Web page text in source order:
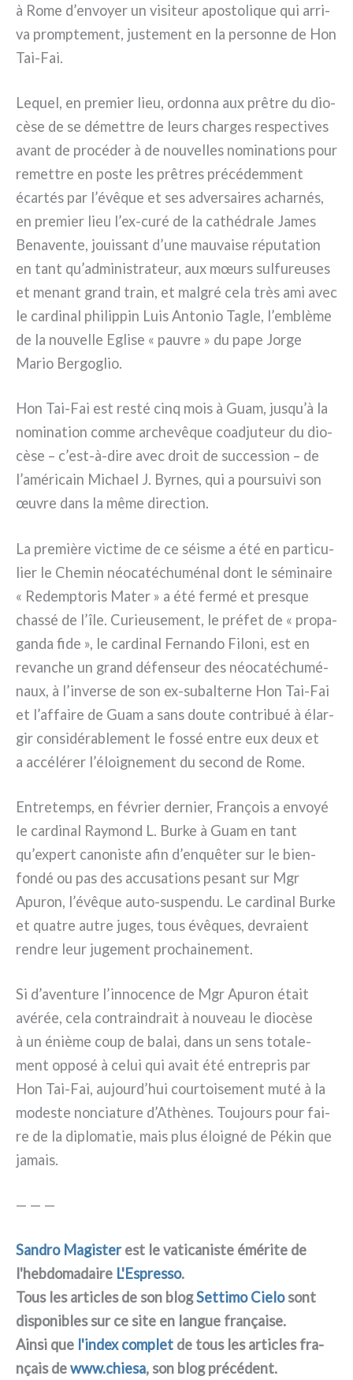
à Rome d’envoyer un visi­teur apo­sto­li­que qui arri­
va promp­te­ment, juste­ment en la per­son­ne de Hon
Tai-Fai.
Lequel, en pre­mier lieu, ordon­na aux prê­tre du dio­
cè­se de se démet­tre de leurs char­ges respec­ti­ves
avant de pro­cé­der à de nou­vel­les nomi­na­tions pour
remet­tre en poste les prê­tres pré­cé­dem­ment
écar­tés par l’évêque et ses adver­sai­res achar­nés,
en pre­mier lieu l’ex-curé de la cathé­dra­le James
Benavente, jouis­sant d’une mau­vai­se répu­ta­tion
en tant qu’administrateur, aux mœurs sul­fu­reu­ses
et menant grand train, et mal­gré cela très ami avec
le car­di­nal phi­lip­pin Luis Antonio Tagle, l’emblème
de la nou­vel­le Eglise « pau­vre » du pape Jorge
Mario Bergoglio.
Hon Tai-Fai est resté cinq mois à Guam, jusqu’à la
nomi­na­tion com­me arche­vê­que coa­d­ju­teur du dio­
cè­se – c’est-à-dire avec droit de suc­ces­sion – de
l’américain Michael J. Byrnes, qui a pour­sui­vi son
œuvre dans la même direc­tion.
La pre­miè­re vic­ti­me de ce séi­sme a été en par­ti­cu­
lier le Chemin néo­ca­té­chu­mé­nal dont le sémi­nai­re
« Redemptoris Mater » a été fer­mé et pre­sque
chas­sé de l’île. Curieusement, le pré­fet de « pro­pa­
gan­da fide », le car­di­nal Fernando Filoni, est en
revan­che un grand défen­seur des néo­ca­té­chu­mé­
naux, à l’inverse de son ex-subalterne Hon Tai-Fai
et l’affaire de Guam a sans dou­te con­tri­bué à élar­
gir con­si­dé­ra­ble­ment le fos­sé entre eux deux et
a accé­lé­rer l’éloignement du second de Rome.
Entretemps, en février der­nier, François a envoyé
le car­di­nal Raymond L. Burke à Guam en tant
qu’expert cano­ni­ste afin d’enquêter sur le bien-
fondé ou pas des accu­sa­tions pesant sur Mgr
Apuron, l’évêque auto-suspendu. Le car­di­nal Burke
et qua­tre autre juges, tous évê­ques, devra­ient
ren­dre leur juge­ment pro­chai­ne­ment.
Si d’aventure l’innocence de Mgr Apuron était
avé­rée, cela con­train­drait à nou­veau le dio­cè­se
à un éniè­me coup de balai, dans un sens tota­le­
ment oppo­sé à celui qui avait été entre­pris par
Hon Tai-Fai, aujourd’hui cour­toi­se­ment muté à la
mode­ste non­cia­tu­re d’Athènes. Toujours pour fai­
re de la diplo­ma­tie, mais plus éloi­gné de Pékin que
jamais.
— — —
Sandro Magisterest le vati­ca­ni­ste émé­ri­te de
l'hebdomadaire L'Espresso.
Tous les arti­cles de son blogSettimo Cielosont
dispo­ni­bles sur ce site en lan­gue fra­nçai­se.
Ainsi que l'index com­plet de tous les arti­cles fra­
nçais dewww.chiesa, son blog pré­cé­dent.